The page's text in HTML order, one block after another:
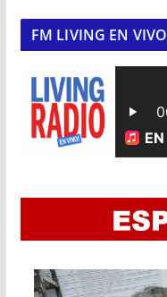
FM LIVING EN VIVO